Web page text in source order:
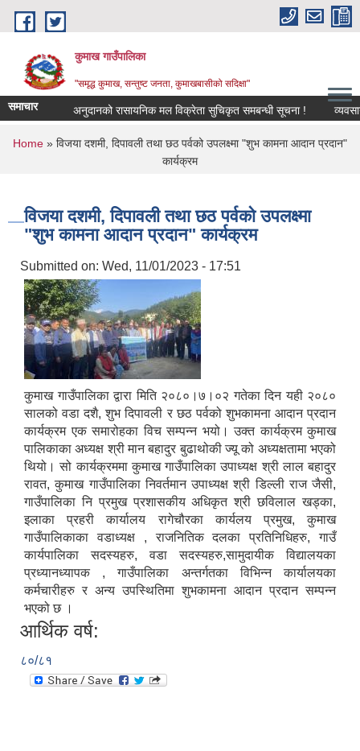
Skip to main content
कुमाख गाउँपालिका
"समृद्ध कुमाख, सन्तुष्ट जनता, कुमाखबासीको सदिक्षा"
समाचार अनुदानको रासायनिक मल विक्रेता सुचिकृत समबन्धी सूचना !
You are here
Home » विजया दशमी, दिपावली तथा छठ पर्वको उपलक्ष्मा "शुभ कामना आदान प्रदान"
कार्यक्रम
विजया दशमी, दिपावली तथा छठ पर्वको उपलक्ष्मा
"शुभ कामना आदान प्रदान" कार्यक्रम
Submitted on: Wed, 11/01/2023 - 17:51
कुमाख गाउँपालिका द्वारा मिति २०८०।७।०२ गतेका दिन यही २०८०
सालको वडा दशै, शुभ दिपावली र छठ पर्वको शुभकामना आदान प्रदान
कार्यक्रम एक समारोहका विच सम्पन्न भयो। उक्त कार्यक्रम कुमाख
पालिकाका अध्यक्ष श्री मान बहादुर बुढाथोकी ज्यू को अध्यक्षतामा भएको
थियो। सो कार्यक्रममा कुमाख गाउँपालिका उपाध्यक्ष श्री लाल बहादुर
रावत, कुमाख गाउँपालिका निवर्तमान उपाध्यक्ष श्री डिल्ली राज जैसी,
गाउँपालिका नि प्रमुख प्रशासकीय अधिकृत श्री छविलाल खड्का,
इलाका प्रहरी कार्यालय रागेचौरका कार्यलय प्रमुख, कुमाख
गाउँपालिकाका वडाध्यक्ष , राजनितिक दलका प्रतिनिधिहरु, गाउँ
कार्यपालिका सदस्यहरु, वडा सदस्यहरु,सामुदायीक विद्यालयका
प्रध्यानध्यापक , गाउँपालिका अन्तर्गतका विभिन्न कार्यालयका
कर्मचारीहरु र अन्य उपस्थितिमा शुभकामना आदान प्रदान सम्पन्न
भएको छ ।
आर्थिक वर्ष:
८०/८१